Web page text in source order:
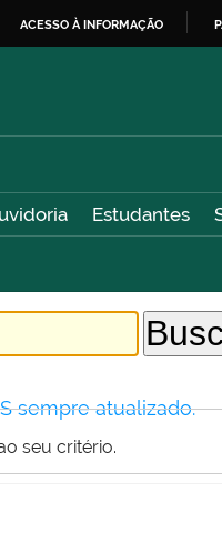
ACESSO À INFORMAÇÃO
Estudantes
sempre atualizado.
seu critério.